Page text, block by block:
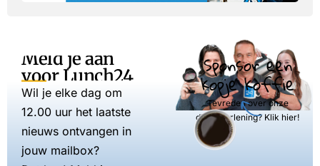
Meld je aan
voor Lunch24
Wil je elke dag om
12.00 uur het laatste
nieuws ontvangen in
jouw mailbox?
Sponsor een
kopje koffie
Tevreden over onze
dienstverlening? Klik hier!